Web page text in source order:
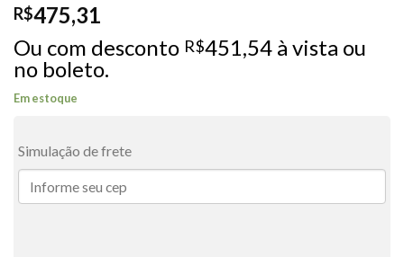
R$475,31
Ou com desconto R$451,54 à vista ou
no boleto.
Em estoque
Simulação de frete